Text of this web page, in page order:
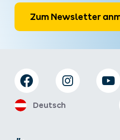
Zum Newsletter
Deutsch